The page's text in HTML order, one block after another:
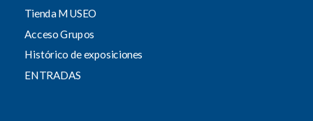
Tienda MUSEO
Acceso Grupos
Histórico de exposiciones
ENTRADAS